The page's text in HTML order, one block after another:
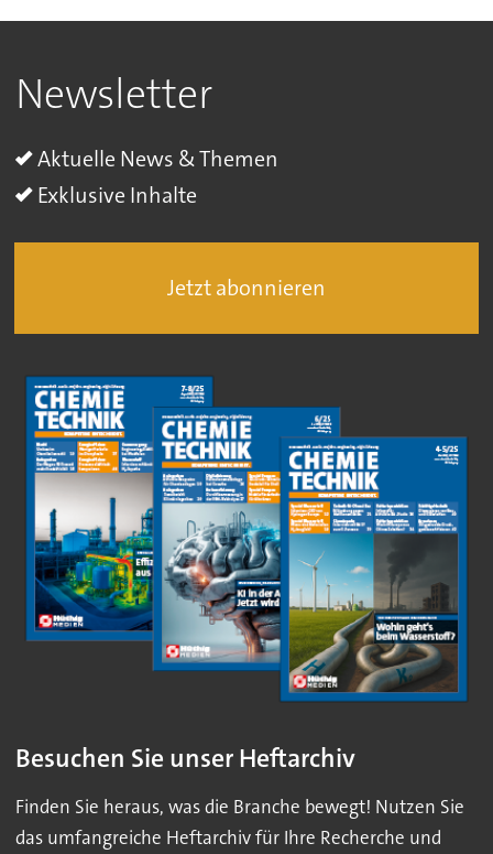
Newsletter
Aktuelle News & Themen
Exklusive Inhalte
Jetzt abonnieren
Besuchen Sie unser Heftarchiv
Finden Sie heraus, was die Branche bewegt! Nutzen Sie
das umfangreiche Heftarchiv für Ihre Recherche und